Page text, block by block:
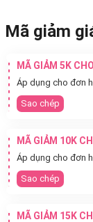
Mã giảm
MÃ GIẢM 5K
Áp dụng cho đơn
Sao chép
MÃ GIẢM 10K
Áp dụng cho đơn
Sao chép
MÃ GIẢM 15K